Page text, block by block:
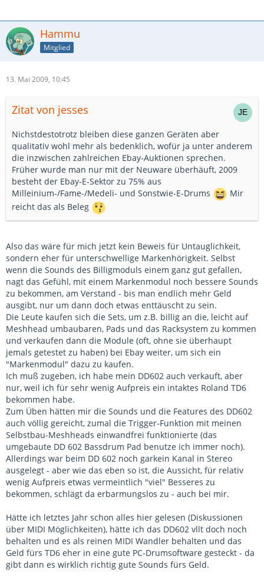
Hammu
Mitglied
13. Mai 2009, 10:45
Zitat von jesses
Nichstdestotrotz bleiben diese ganzen Geräten aber
qualitativ wohl mehr als bedenklich, wofür ja unter anderem
die inzwischen zahlreichen Ebay-Auktionen sprechen.
Früher wurde man nur mit der Neuware überhäuft, 2009
besteht der Ebay-E-Sektor zu 75% aus
Milleinium-/Fame-/Medeli- und Sonstwie-E-Drums
Mir
reicht das als Beleg
Also das wäre für mich jetzt kein Beweis für Untauglichkeit,
sondern eher für unterschwellige Markenhörigkeit. Selbst
wenn die Sounds des Billigmoduls einem ganz gut gefallen,
nagt das Gefühl, mit einem Markenmodul noch bessere Sounds
zu bekommen, am Verstand - bis man endlich mehr Geld
ausgibt, nur um dann doch etwas enttäuscht zu sein.
Die Leute kaufen sich die Sets, um z.B. billig an die, leicht auf
Meshhead umbaubaren, Pads und das Racksystem zu kommen
und verkaufen dann die Module (oft, ohne sie überhaupt
jemals getestet zu haben) bei Ebay weiter, um sich ein
"Markenmodul" dazu zu kaufen.
Ich muß zugeben, ich habe mein DD602 auch verkauft, aber
nur, weil ich für sehr wenig Aufpreis ein intaktes Roland TD6
bekommen habe.
Zum Üben hätten mir die Sounds und die Features des DD602
auch völlig gereicht, zumal die Trigger-Funktion mit meinen
Selbstbau-Meshheads einwandfrei funktionierte (das
umgebaute DD 602 Bassdrum Pad benutze ich immer noch).
Allerdings war beim DD 602 noch garkein Kanal in Stereo
ausgelegt - aber wie das eben so ist, die Aussicht, für relativ
wenig Aufpreis etwas vermeintlich "viel" Besseres zu
bekommen, schlägt da erbarmungslos zu - auch bei mir.
Hätte ich letztes Jahr schon alles hier gelesen (Diskussionen
über MIDI Möglichkeiten), hätte ich das DD602 vllt doch noch
behalten und es als reinen MIDI Wandler behalten und das
Geld fürs TD6 eher in eine gute PC-Drumsoftware gesteckt - da
gibt dann es wirklich richtig gute Sounds fürs Geld.